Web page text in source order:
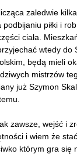
zaledwie
piłki i
ciała.
wtedy do
będą mieli
mistrzów
już Szymon
zawsze, wejść i
i wiem że
którym gra się